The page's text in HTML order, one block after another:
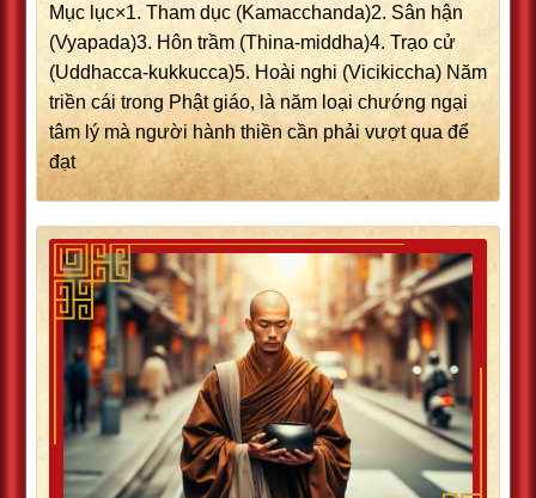
Mục lục×1. Tham dục (Kamacchanda)2. Sân hận
(Vyapada)3. Hôn trầm (Thina-middha)4. Trạo cử
(Uddhacca-kukkucca)5. Hoài nghi (Vicikiccha) Năm
triền cái trong Phật giáo, là năm loại chướng ngại
tâm lý mà người hành thiền cần phải vượt qua để
đạt